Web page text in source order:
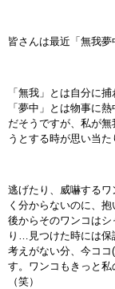
皆さんは最近「無我
「無我」とは自分に
「夢中」とは物事に
だそうですが、私が
うとする時が思い当た
逃げたり、威嚇する
く分からないのに、
後からそのワンコは
り…見つけた時には保
考えがない分、今コ
す。ワンコもきっと
（笑）